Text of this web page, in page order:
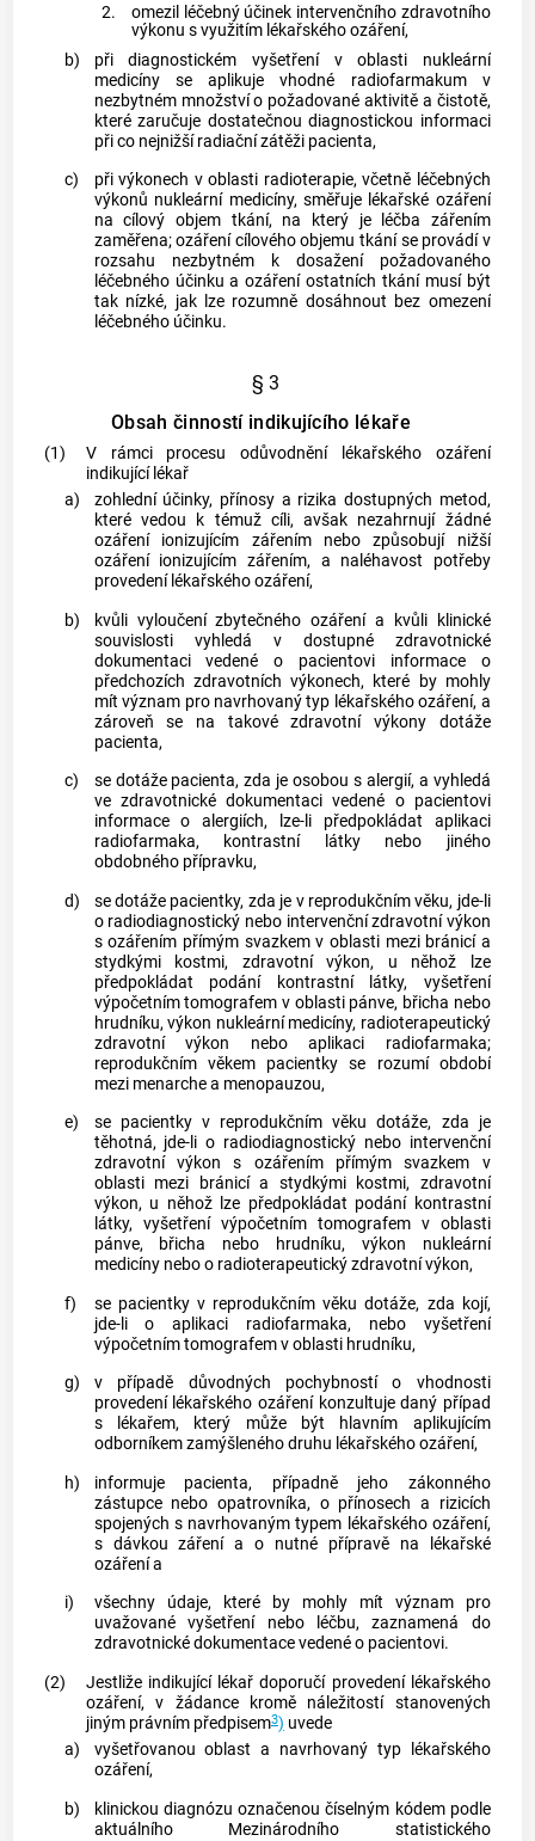
2.
omezil léčebný účinek intervenčního zdravotního
výkonu s využitím lékařského ozáření,
b)
při diagnostickém vyšetření v oblasti nukleární
medicíny se aplikuje vhodné radiofarmakum v
nezbytném množství o požadované aktivitě a čistotě,
které zaručuje dostatečnou diagnostickou informaci
při co nejnižší radiační zátěži pacienta,
c)
při výkonech v oblasti radioterapie, včetně léčebných
výkonů nukleární medicíny, směřuje lékařské ozáření
na cílový objem tkání, na který je léčba zářením
zaměřena; ozáření cílového objemu tkání se provádí v
rozsahu nezbytném k dosažení požadovaného
léčebného účinku a ozáření ostatních tkání musí být
tak nízké, jak lze rozumně dosáhnout bez omezení
léčebného účinku.
§ 3
Obsah činností indikujícího lékaře
(1) V rámci procesu odůvodnění
lékařského ozáření
indikující lékař
a)
zohlední účinky, přínosy a rizika dostupných metod,
které vedou k témuž cíli, avšak nezahrnují žádné
ozáření ionizujícím zářením nebo způsobují nižší
ozáření ionizujícím zářením, a naléhavost potřeby
provedení lékařského ozáření,
b)
kvůli vyloučení zbytečného ozáření a kvůli klinické
souvislosti vyhledá v dostupné zdravotnické
dokumentaci vedené o pacientovi informace o
předchozích zdravotních výkonech, které by mohly
mít význam pro navrhovaný typ lékařského ozáření, a
zároveň se na takové zdravotní výkony dotáže
pacienta,
c)
se dotáže pacienta, zda je osobou s alergií, a vyhledá
ve zdravotnické dokumentaci vedené o pacientovi
informace o alergiích, lze-li předpokládat aplikaci
radiofarmaka, kontrastní látky nebo jiného
obdobného přípravku,
d)
se dotáže pacientky, zda je v reprodukčním věku, jde-li
o radiodiagnostický nebo intervenční zdravotní výkon
s ozářením přímým svazkem v oblasti mezi bránicí a
stydkými kostmi, zdravotní výkon, u něhož lze
předpokládat podání kontrastní látky, vyšetření
výpočetním tomografem v oblasti pánve, břicha nebo
hrudníku, výkon nukleární medicíny, radioterapeutický
zdravotní výkon nebo aplikaci radiofarmaka;
reprodukčním věkem pacientky se rozumí období
mezi menarche a menopauzou,
e)
se pacientky v reprodukčním věku dotáže, zda je
těhotná, jde-li o radiodiagnostický nebo intervenční
zdravotní výkon s ozářením přímým svazkem v
oblasti mezi bránicí a stydkými kostmi, zdravotní
výkon, u něhož lze předpokládat podání kontrastní
látky, vyšetření výpočetním tomografem v oblasti
pánve, břicha nebo hrudníku, výkon nukleární
medicíny nebo o radioterapeutický zdravotní výkon,
f)
se pacientky v reprodukčním věku dotáže, zda kojí,
jde-li o aplikaci radiofarmaka, nebo vyšetření
výpočetním tomografem v oblasti hrudníku,
g)
v případě důvodných pochybností o vhodnosti
provedení lékařského ozářeníkonzultuje daný případ
s lékařem, který může být hlavním aplikujícím
odborníkemzamýšleného druhu lékařského ozáření,
h)
informuje pacienta, případně jeho zákonného
zástupce nebo opatrovníka, o přínosech a rizicích
spojených s navrhovaným typem lékařského ozáření,
s dávkou záření a o nutné přípravě na
lékařské
ozářenía
i)
všechny údaje, které by mohly mít význam pro
uvažované vyšetření nebo léčbu, zaznamená do
zdravotnické dokumentace vedené o pacientovi.
(2)
Jestliže indikující lékař doporučí provedení lékařského
ozáření, v žádance kromě náležitostí stanovených
jiným právním předpisem3) uvede
a)
vyšetřovanou oblast a navrhovaný typ
lékařského
ozáření,
b)
klinickou diagnózu označenou číselným kódem podle
aktuálního Mezinárodního statistického